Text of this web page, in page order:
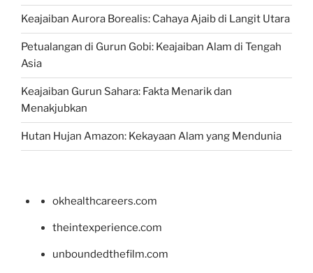
Keajaiban Aurora Borealis: Cahaya Ajaib di Langit Utara
Petualangan di Gurun Gobi: Keajaiban Alam di Tengah
Asia
Keajaiban Gurun Sahara: Fakta Menarik dan
Menakjubkan
Hutan Hujan Amazon: Kekayaan Alam yang Mendunia
okhealthcareers.com
theintexperience.com
unboundedthefilm.com